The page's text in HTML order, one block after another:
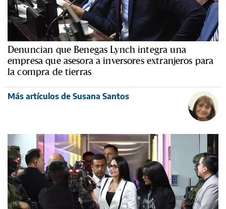
Denuncian que Benegas Lynch integra una
empresa que asesora a inversores extranjeros para
la compra de tierras
Más artículos de Susana Santos